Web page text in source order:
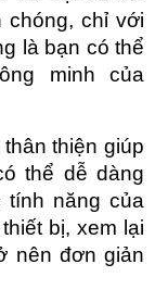
chóng, chỉ với
là bạn có thể
minh của
thiện giúp
thể dễ dàng
tính năng của
bị, xem lại
nên đơn giản